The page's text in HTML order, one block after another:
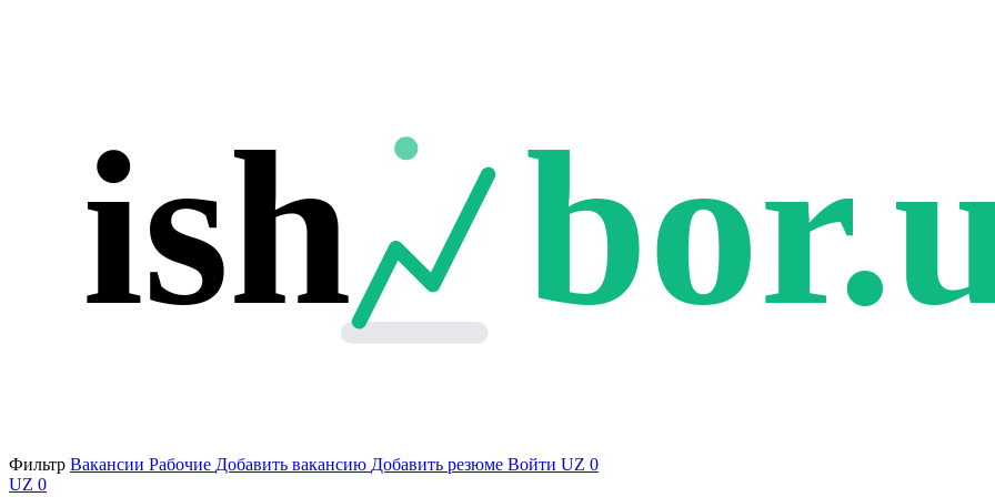
ish
Фильтр Вакансии Рабочие Добавить вакансию Добавить резюме Войти UZ 0
UZ 0